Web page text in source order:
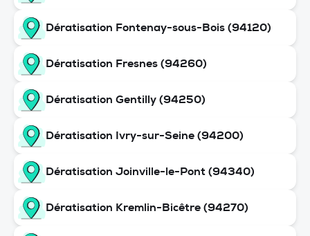
Dératisation Fontenay-sous-Bois (94120)
Dératisation Fresnes (94260)
Dératisation Gentilly (94250)
Dératisation Ivry-sur-Seine (94200)
Dératisation Joinville-le-Pont (94340)
Dératisation Kremlin-Bicêtre (94270)